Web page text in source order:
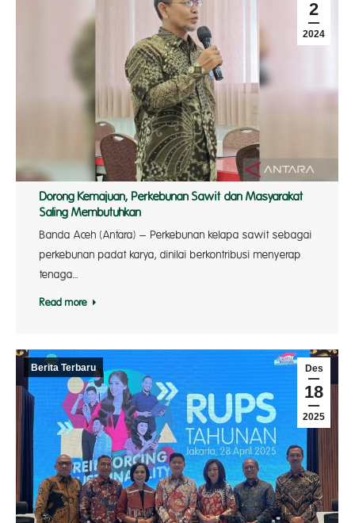
2
2024
Dorong Kemajuan, Perkebunan Sawit dan Masyarakat
Saling Membutuhkan
Banda Aceh (Antara) – Perkebunan kelapa sawit sebagai
perkebunan padat karya, dinilai berkontribusi menyerap
tenaga…
Read more
Des
18
2025
Berita Terbaru